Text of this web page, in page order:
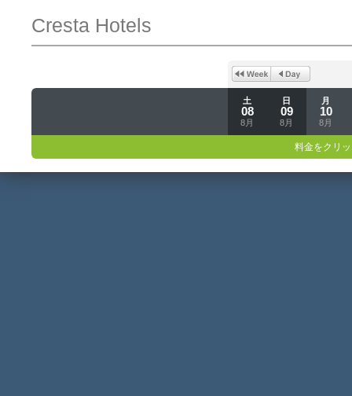
Cresta Hotels
土
08
8月
日
09
8月
月
10
8月
料金をクリ